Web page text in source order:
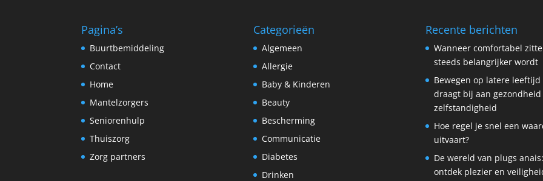
Pagina’s
Buurtbemiddeling
Contact
Home
Mantelzorgers
Seniorenhulp
Thuiszorg
Zorg partners
Categorieën
Algemeen
Allergie
Baby & Kinderen
Beauty
Bescherming
Communicatie
Diabetes
Drinken
Recente berichten
Wanneer comfortabel
steeds belangrijker wordt
Bewegen op latere leeftijd
draagt bij aan gezondheid
zelfstandigheid
Hoe regel je snel een
uitvaart?
De wereld van plugs anais:
ontdek plezier en